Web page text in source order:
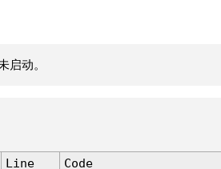
启动。
Line
Code